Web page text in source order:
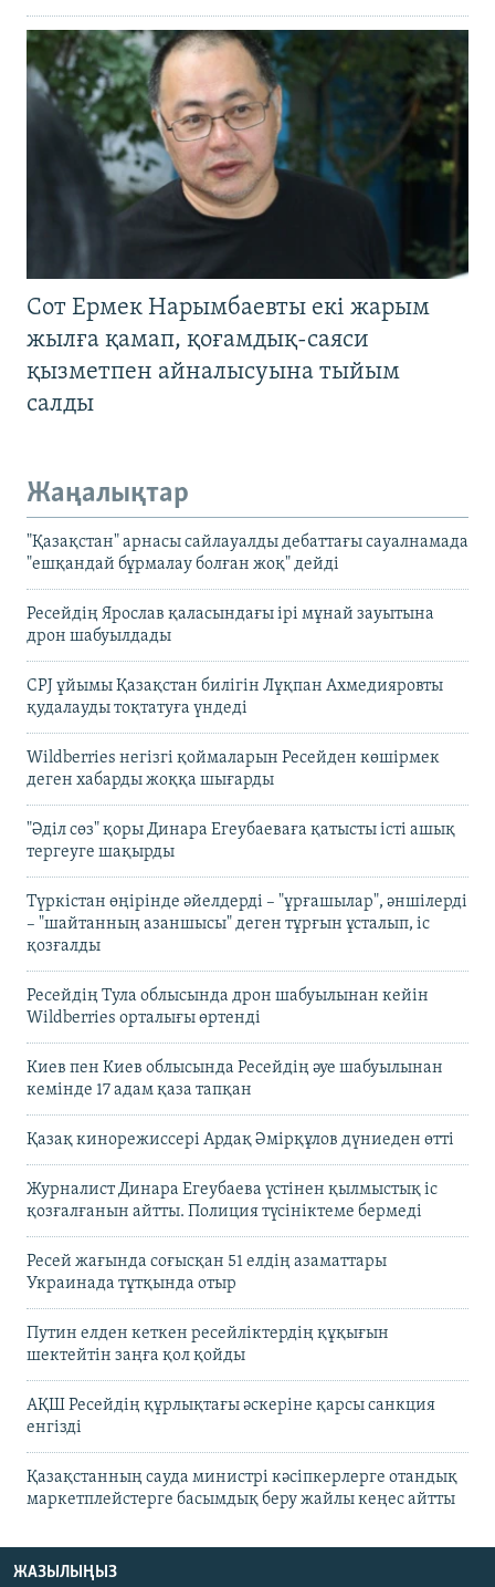
Сот Ермек Нарымбаевты екі жарым
жылға қамап, қоғамдық-саяси
қызметпен айналысуына тыйым
салды
Жаңалықтар
"Қазақстан" арнасы сайлауалды дебаттағы сауалнамада
"ешқандай бұрмалау болған жоқ" дейді
Ресейдің Ярослав қаласындағы ірі мұнай зауытына
дрон шабуылдады
CPJ ұйымы Қазақстан билігін Лұқпан Ахмедияровты
қудалауды тоқтатуға үндеді
Wildberries негізгі қоймаларын Ресейден көшірмек
деген хабарды жоққа шығарды
"Әділ сөз" қоры Динара Егеубаеваға қатысты істі ашық
тергеуге шақырды
Түркістан өңірінде әйелдерді – "ұрғашылар", әншілерді
– "шайтанның азаншысы" деген тұрғын ұсталып, іс
қозғалды
Ресейдің Тула облысында дрон шабуылынан кейін
Wildberries орталығы өртенді
Киев пен Киев облысында Ресейдің әуе шабуылынан
кемінде 17 адам қаза тапқан
Қазақ кинорежиссері Ардақ Әмірқұлов дүниеден өтті
Журналист Динара Егеубаева үстінен қылмыстық іс
қозғалғанын айтты. Полиция түсініктеме бермеді
Ресей жағында соғысқан 51 елдің азаматтары
Украинада тұтқында отыр
Путин елден кеткен ресейліктердің құқығын
шектейтін заңға қол қойды
АҚШ Ресейдің құрлықтағы әскеріне қарсы санкция
енгізді
Қазақстанның сауда министрі кәсіпкерлерге отандық
маркетплейстерге басымдық беру жайлы кеңес айтты
ЖАЗЫЛЫҢЫЗ